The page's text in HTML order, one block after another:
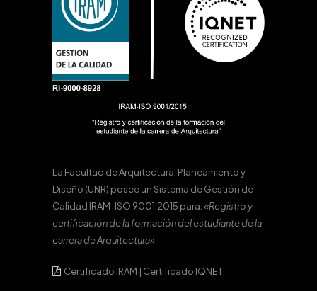
La Facultad de Arquitectura, Planeamiento y
Diseño (UNR) posee un Sistema de Gestión de
Calidad IRAM-ISO 9001:2015 para:«Registro y
certificación de la formación del estudiante de la
carrera de Arquitectura».
Certificado IRAM | Certificado IQNET